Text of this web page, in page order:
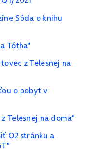
Sóda o knihu
Tótha"
z Telesnej na
o pobyt v
Telesnej na doma"
O2 stránku a